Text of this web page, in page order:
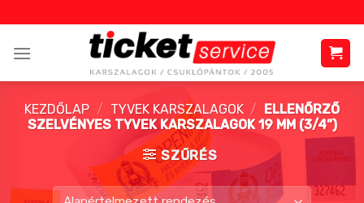
content
KEZDŐLAP / TYVEK KARSZALAGOK / ELLENŐRZŐ
SZELVÉNYES TYVEK KARSZALAGOK 19 MM (3/4”)
SZŰRÉS